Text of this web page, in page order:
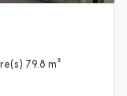
Appartement 5 pièce(s) 4 chambre(s) 79.8 m²